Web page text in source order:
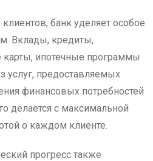
банк уделяет особое
Вклады, кредиты,
ипотечные программы
услуг, предоставляемых
финансовых потребностей
делается с максимальной
о каждом клиенте.
прогресс также